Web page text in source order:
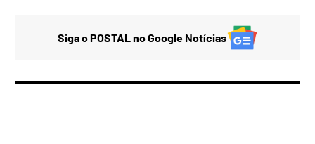
Siga o POSTAL no Google Notícias